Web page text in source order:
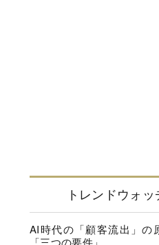
トレンドウォッ
AI時代の「顧客流出」の
「三つの要件」